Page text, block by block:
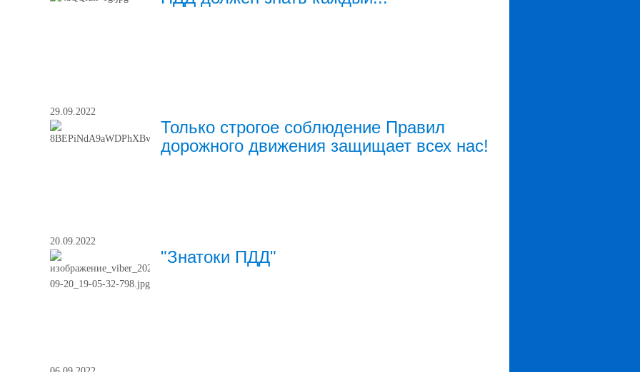
29.09.2022
Только строгое соблюдение Правил
дорожного движения защищает всех нас!
20.09.2022
"Знатоки ПДД"
Александровна,
заместитель
директора по
УВР,
25-00-38